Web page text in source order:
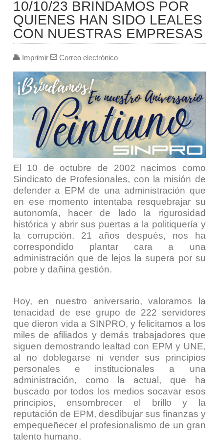
10/10/23 BRINDAMOS POR
QUIENES HAN SIDO LEALES
CON NUESTRAS EMPRESAS
Imprimir Correo electrónico
El 10 de octubre de 2002 nacimos como
Sindicato de Profesionales, con la misión de
defender a EPM de una administración que
en ese momento intentaba resquebrajar su
autonomía, hacer de lado la rigurosidad
histórica y abrir sus puertas a la politiquería y
la corrupción. 21 años después, nos ha
correspondido plantar cara a una
administración que de lejos la supera por su
pobre y dañina gestión.
Hoy, en nuestro aniversario, valoramos la
tenacidad de ese grupo de 222 servidores
que dieron vida a SINPRO, y felicitamos a los
miles de afiliados y demás trabajadores que
siguen demostrando lealtad con EPM y UNE,
al no doblegarse ni vender sus principios
personales e institucionales a una
administración, como la actual, que ha
buscado por todos los medios socavar esos
principios, ensombrecer el brillo y la
reputación de EPM, desdibujar sus finanzas y
empequeñecer el profesionalismo de un gran
talento humano.